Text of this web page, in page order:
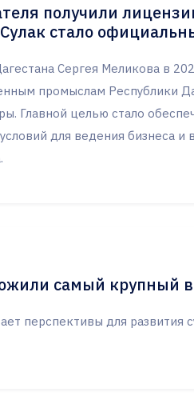
получили
стало
Сергея Меликова в
промыслам Республики
Главной целью стало
для ведения бизнеса
самый крупный
перспективы для развития